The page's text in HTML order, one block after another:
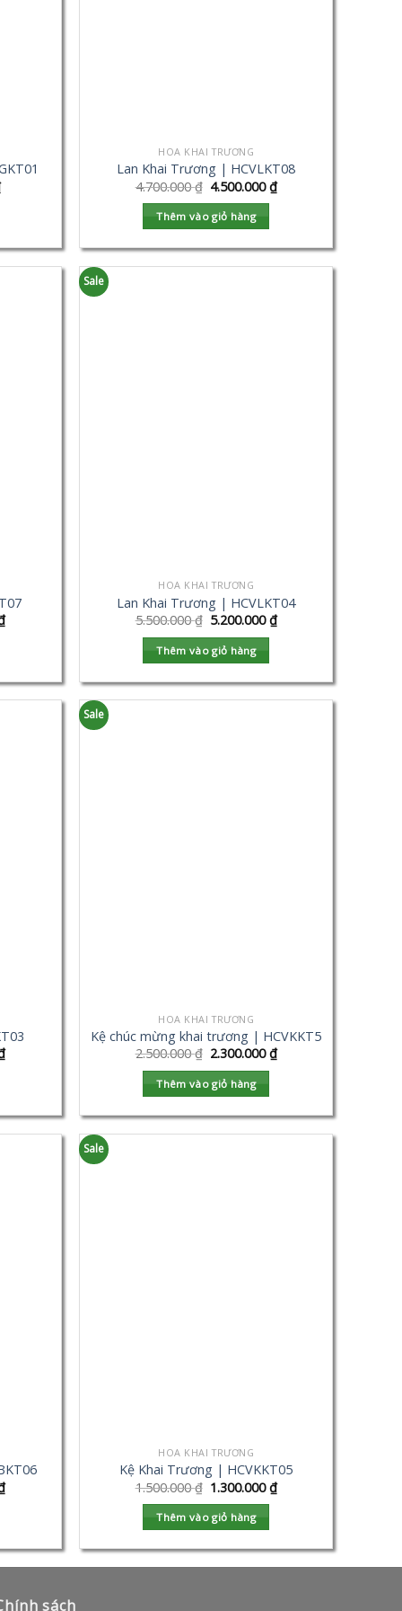
HOA KHAI TRƯƠNG
Lan Khai Trương | HCVLKT08
4.700.000₫ 4.500.000₫
Thêm vào giỏ hàng
Sale
HOA KHAI TRƯƠNG
Lan Khai Trương | HCVLKT04
5.500.000₫ 5.200.000₫
Thêm vào giỏ hàng
Sale
HOA KHAI TRƯƠNG
Kệ chúc mừng khai trương | HCVKKT5
2.500.000₫ 2.300.000₫
Thêm vào giỏ hàng
Sale
HOA KHAI TRƯƠNG
Kệ Khai Trương | HCVKKT05
1.500.000₫ 1.300.000₫
Thêm vào giỏ hàng
sách